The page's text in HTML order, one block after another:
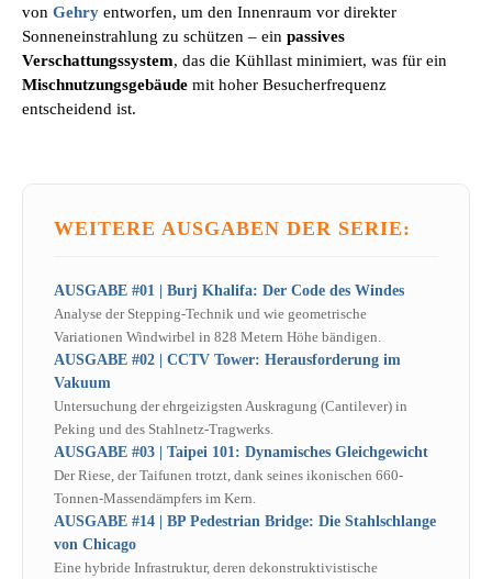
von Gehry entworfen, um den Innenraum vor direkter
Sonneneinstrahlung zu schützen – ein passives
Verschattungssystem, das die Kühllast minimiert, was für ein
Mischnutzungsgebäude mit hoher Besucherfrequenz
entscheidend ist.
WEITERE AUSGABEN DER SERIE:
AUSGABE #01 | Burj Khalifa: Der Code des Windes
Analyse der Stepping-Technik und wie geometrische
Variationen Windwirbel in 828 Metern Höhe bändigen.
AUSGABE #02 | CCTV Tower: Herausforderung im
Vakuum
Untersuchung der ehrgeizigsten Auskragung (Cantilever) in
Peking und des Stahlnetz-Tragwerks.
AUSGABE #03 | Taipei 101: Dynamisches Gleichgewicht
Der Riese, der Taifunen trotzt, dank seines ikonischen 660-
Tonnen-Massendämpfers im Kern.
AUSGABE #14 | BP Pedestrian Bridge: Die Stahlschlange
von Chicago
Eine hybride Infrastruktur, deren dekonstruktivistische